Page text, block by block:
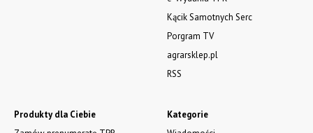
664-125-869, 604-407-206. www.olimet.eu